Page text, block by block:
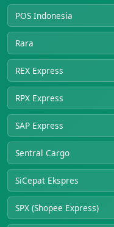
POS Indonesia
Rara
REX Express
RPX Express
SAP Express
Sentral Cargo
SiCepat Ekspres
SPX (Shopee Express)